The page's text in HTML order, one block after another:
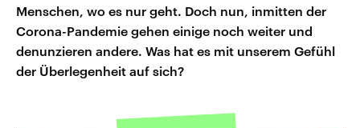
Menschen, wo es nur geht. Doch nun, inmitten der
Corona-Pandemie gehen einige noch weiter und
denunzieren andere. Was hat es mit unserem Gefühl
der Überlegenheit auf sich?